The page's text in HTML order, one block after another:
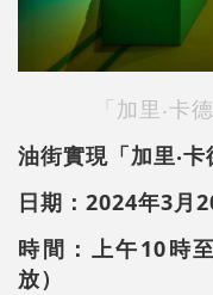
「加里‧卡
油街實現「加里‧
日期：2024年3月
時間：上午10時
放）